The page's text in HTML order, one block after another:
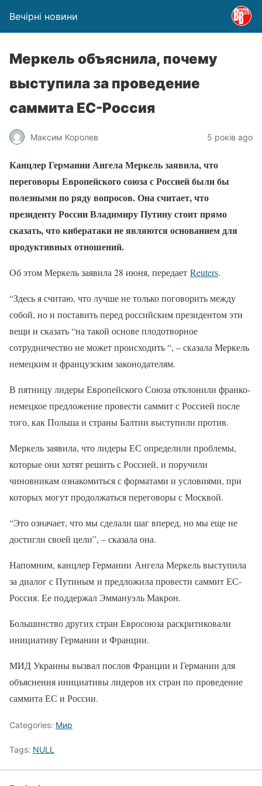
Вечірні новини
Меркель объяснила, почему
выступила за проведение
саммита ЕС-Россия
Максим Королев 5 років ago
Канцлер Германии Ангела Меркель заявила, что
переговоры Европейского союза с Россией были бы
полезными по ряду вопросов. Она считает, что
президенту России Владимиру Путину стоит прямо
сказать, что кибератаки не являются основанием для
продуктивных отношений.
Об этом Меркель заявила 28 июня, передает Reuters.
“Здесь я считаю, что лучше не только поговорить между
собой, но и поставить перед российским президентом эти
вещи и сказать “на такой основе плодотворное
сотрудничество не может происходить “, – сказала Меркель
немецким и французским законодателям.
В пятницу лидеры Европейского Союза отклонили франко-
немецкое предложение провести саммит с Россией после
того, как Польша и страны Балтии выступили против.
Меркель заявила, что лидеры ЕС определили проблемы,
которые они хотят решить с Россией, и поручили
чиновникам ознакомиться с форматами и условиями, при
которых могут продолжаться переговоры с Москвой.
“Это означает, что мы сделали шаг вперед, но мы еще не
достигли своей цели”, – сказала она.
Напомним, канцлер Германии Ангела Меркель выступила
за диалог с Путиным и предложила провести саммит ЕС-
Россия. Ее поддержал Эммануэль Макрон.
Большинство других стран Евросоюза раскритиковали
инициативу Германии и Франции.
МИД Украины вызвал послов Франции и Германии для
объяснения инициативы лидеров их стран по проведение
саммита ЕС и России.
Categories: Мир
Tags: NULL